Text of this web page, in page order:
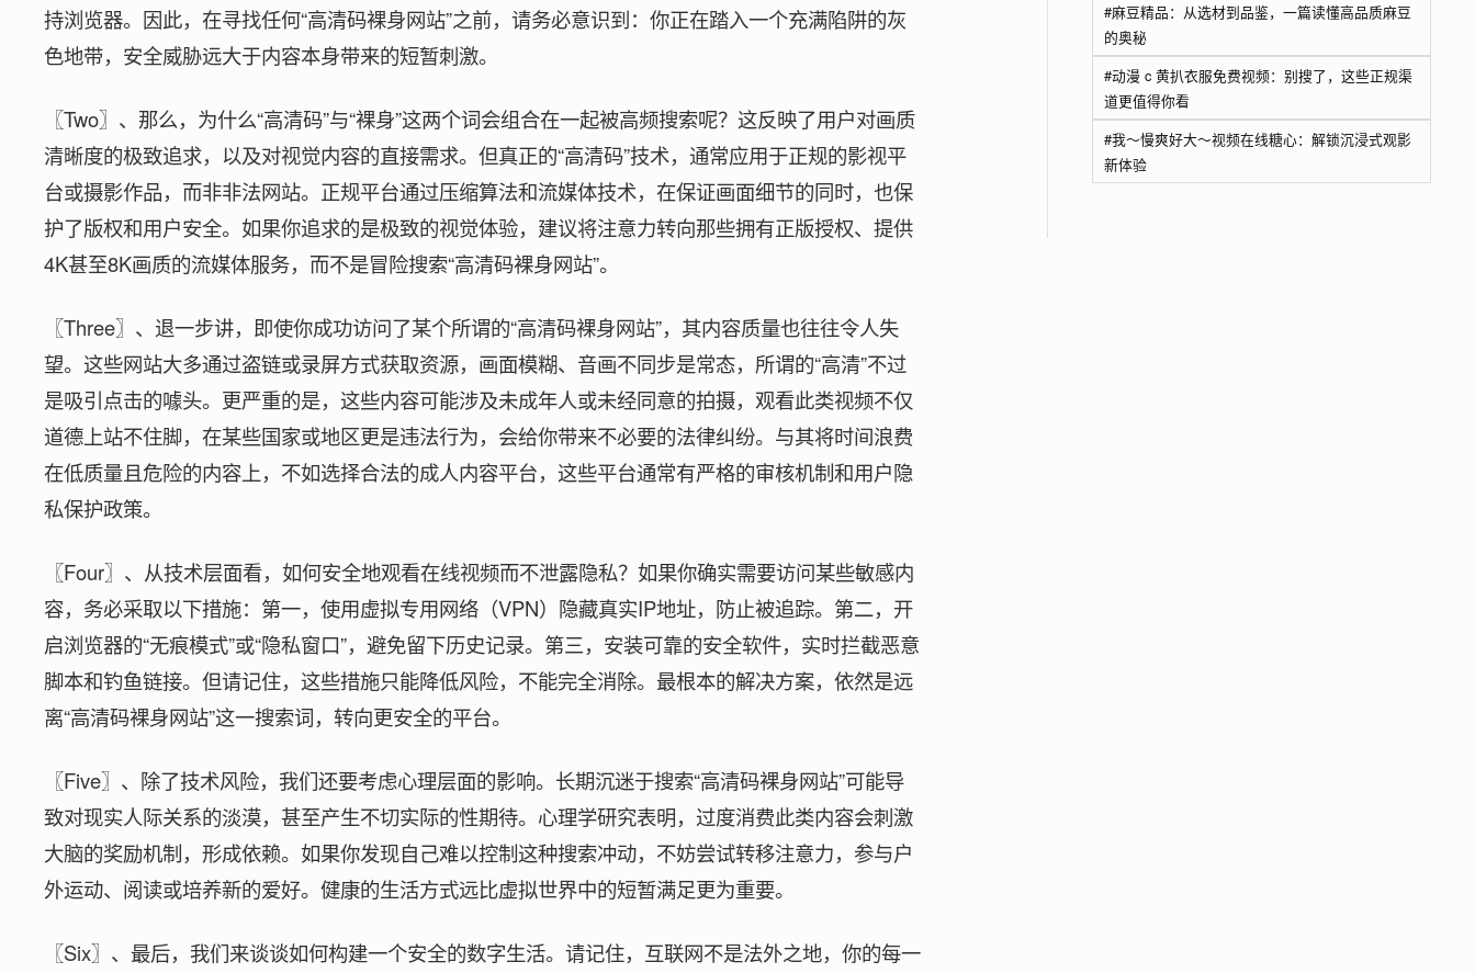
持浏览器。因此，在寻找任何“高清码裸身网站”之前，请务必意识到：你正在踏入一个充满陷阱的灰
色地带，安全威胁远大于内容本身带来的短暂刺激。
〖Two〗、那么，为什么“高清码”与“裸身”这两个词会组合在一起被高频搜索呢？这反映了用户对画质
清晰度的极致追求，以及对视觉内容的直接需求。但真正的“高清码”技术，通常应用于正规的影视平
台或摄影作品，而非非法网站。正规平台通过压缩算法和流媒体技术，在保证画面细节的同时，也保
护了版权和用户安全。如果你追求的是极致的视觉体验，建议将注意力转向那些拥有正版授权、提供
4K甚至8K画质的流媒体服务，而不是冒险搜索“高清码裸身网站”。
〖Three〗、退一步讲，即使你成功访问了某个所谓的“高清码裸身网站”，其内容质量也往往令人失
望。这些网站大多通过盗链或录屏方式获取资源，画面模糊、音画不同步是常态，所谓的“高清”不过
是吸引点击的噱头。更严重的是，这些内容可能涉及未成年人或未经同意的拍摄，观看此类视频不仅
道德上站不住脚，在某些国家或地区更是违法行为，会给你带来不必要的法律纠纷。与其将时间浪费
在低质量且危险的内容上，不如选择合法的成人内容平台，这些平台通常有严格的审核机制和用户隐
私保护政策。
〖Four〗、从技术层面看，如何安全地观看在线视频而不泄露隐私？如果你确实需要访问某些敏感内
容，务必采取以下措施：第一，使用虚拟专用网络（VPN）隐藏真实IP地址，防止被追踪。第二，开
启浏览器的“无痕模式”或“隐私窗口”，避免留下历史记录。第三，安装可靠的安全软件，实时拦截恶意
脚本和钓鱼链接。但请记住，这些措施只能降低风险，不能完全消除。最根本的解决方案，依然是远
离“高清码裸身网站”这一搜索词，转向更安全的平台。
〖Five〗、除了技术风险，我们还要考虑心理层面的影响。长期沉迷于搜索“高清码裸身网站”可能导
致对现实人际关系的淡漠，甚至产生不切实际的性期待。心理学研究表明，过度消费此类内容会刺激
大脑的奖励机制，形成依赖。如果你发现自己难以控制这种搜索冲动，不妨尝试转移注意力，参与户
外运动、阅读或培养新的爱好。健康的生活方式远比虚拟世界中的短暂满足更为重要。
〖Six〗、最后，我们来谈谈如何构建一个安全的数字生活。请记住，互联网不是法外之地，你的每一
#麻豆精品：从选材到品鉴，一篇读懂高品质麻豆
的奥秘
#动漫 c 黄扒衣服免费视频：别搜了，这些正规渠
道更值得你看
#我～慢爽好大～视频在线糖心：解锁沉浸式观影
新体验